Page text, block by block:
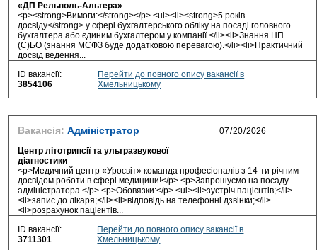
«ДП Рельполь-Альтера»
<p><strong>Вимоги:</strong></p> <ul><li><strong>5 років
досвіду</strong> у сфері бухгалтерського обліку на посаді головного
бухгалтера або єдиним бухгалтером у компанії.</li><li>Знання НП
(С)БО (знання МСФЗ буде додатковою перевагою).</li><li>Практичний
досвід ведення...
ID вакансії:
3854106
Перейти до повного опису вакансії в
Хмельницькому
Вакансія: Адміністратор
Центр літотрипсії та ультразвукової
діагностики
<p>Медичний центр «Уросвіт» команда професіоналів з 14-ти річним
досвідом роботи в сфері медицини!</p> <p>Запрошуємо на посаду
адміністратора.</p> <p>Обовязки:</p> <ul><li>зустріч пацієнтів;</li>
<li>запис до лікаря;</li><li>відповідь на телефонні дзвінки;</li>
<li>розрахунок пацієнтів...
ID вакансії:
3711301
Перейти до повного опису вакансії в
Хмельницькому